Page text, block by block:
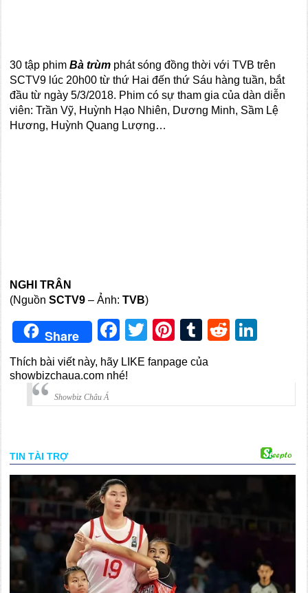
30 tập phimBà trùm phát sóng đồng thời với TVB trên
SCTV9 lúc 20h00 từ thứ Hai đến thứ Sáu hàng tuần, bắt
đầu từ ngày 5/3/2018. Phim có sự tham gia của dàn diễn
viên: Trần Vỹ, Huỳnh Hạo Nhiên, Dương Minh, Sầm Lệ
Hương, Huỳnh Quang Lượng…
NGHI TRÂN
(NguồnSCTV9 – Ảnh:TVB)
Share Facebook
TwitterPinterest
TumblrReddit
Thích bài viết này, hãy LIKE fanpage của
showbizchaua.com nhé!
Showbiz Châu Á